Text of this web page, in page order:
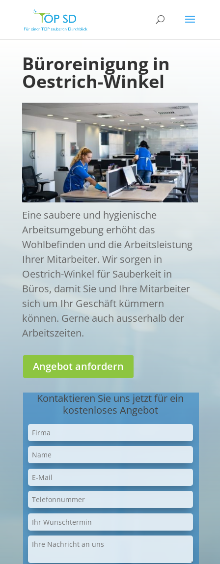
Büroreinigung in
Oestrich-Winkel
Eine saubere und hygienische
Arbeitsumgebung erhöht das
Wohlbefinden und die Arbeitsleistung
Ihrer Mitarbeiter. Wir sorgen in
Oestrich-Winkel für Sauberkeit in
Büros, damit Sie und Ihre Mitarbeiter
sich um Ihr Geschäft kümmern
können. Gerne auch ausserhalb der
Arbeitszeiten.
Angebot anfordern
Kontaktieren Sie uns jetzt für ein
kostenloses Angebot